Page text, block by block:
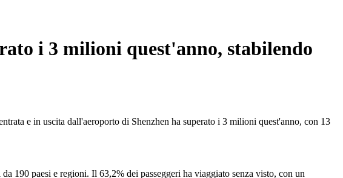
i 3 milioni quest'anno, stabilendo
e in uscita dall'aeroporto di Shenzhen ha superato i 3 milioni quest'anno, con 13
190 paesi e regioni. Il 63,2% dei passeggeri ha viaggiato senza visto, con un